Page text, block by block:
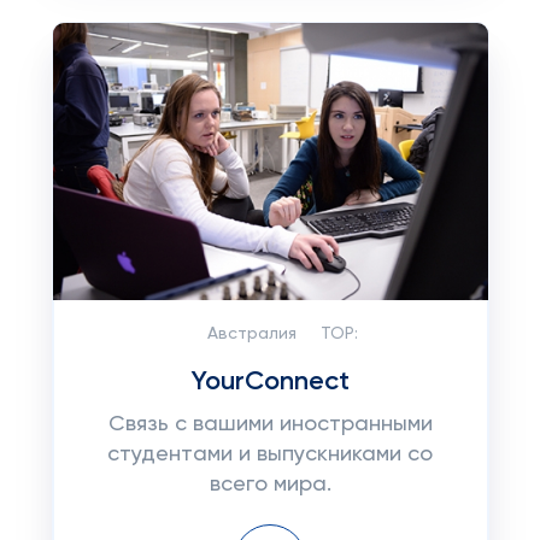
Австралия TOP:
YourConnect
Связь с вашими иностранными
студентами и выпускниками со
всего мира.